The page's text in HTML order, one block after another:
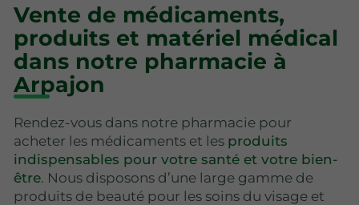
Vente de médicaments,
produits et matériel médical
dans notre pharmacie à
Arpajon
Rendez-vous dans notre pharmacie pour
acheter les médicaments et les produits
indispensables pour votre santé et votre bien-
être. Nous disposons d’une large gamme de
produits de beauté pour les soins du visage et